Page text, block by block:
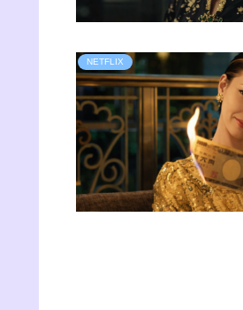
NETFLIX